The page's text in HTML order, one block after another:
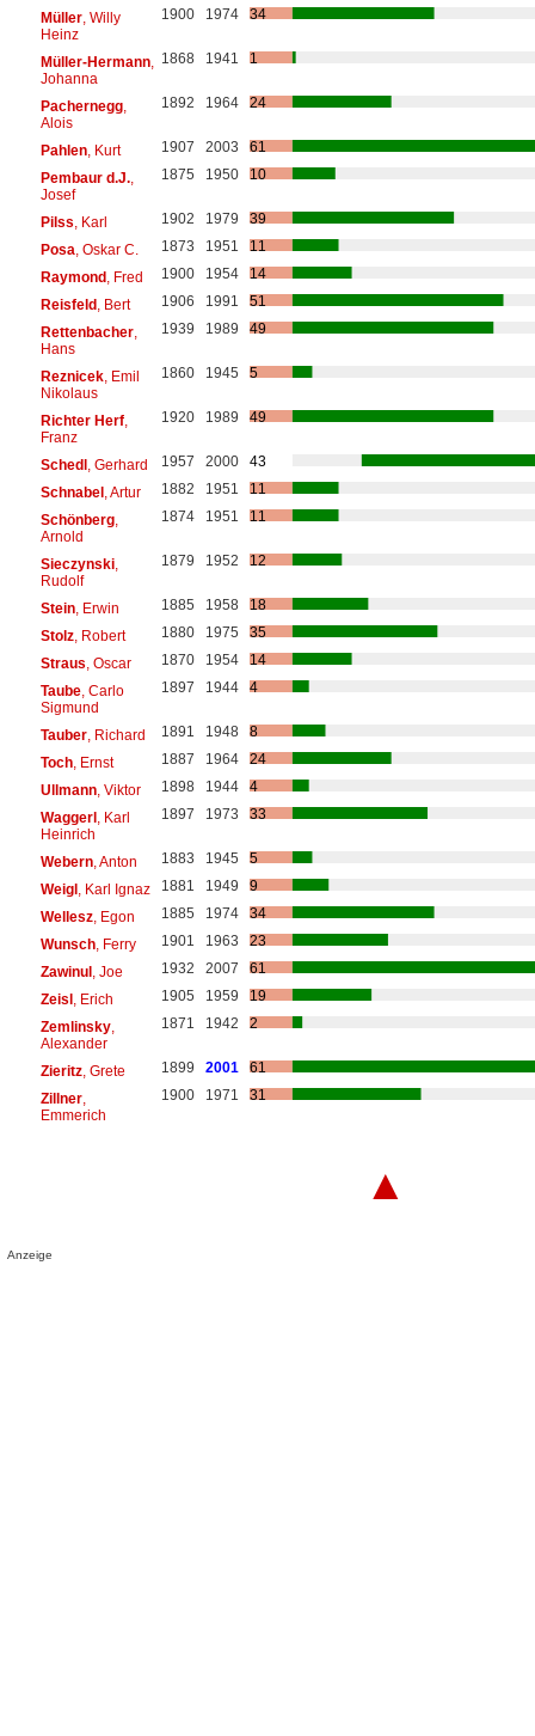
Müller, Willy
Heinz
1900 1974 34
Müller-Hermann,
Johanna
1868 1941 1
Pachernegg,
Alois
1892 1964 24
Pahlen, Kurt 1907 2003
61
Pembaur d.J.,
Josef
1875 1950 10
Pilss , Karl 1902 1979
39
Posa , Oskar C. 1873 1951
11
Raymond, Fred 1900 1954
14
Reisfeld, Bert 1906 1991
51
Rettenbacher,
Hans
1939 1989 49
Reznicek, Emil
Nikolaus
1860 1945 5
Richter Herf,
Franz
1920 1989 49
Schedl, Gerhard 1957 2000
43
Schnabel, Artur 1882 1951
11
Schönberg,
Arnold
1874 1951 11
Sieczynski,
Rudolf
1879 1952 12
Stein, Erwin 1885 1958
18
Stolz, Robert 1880 1975
35
Straus , Oscar 1870 1954
14
Taube, Carlo
Sigmund
1897 1944 4
Tauber, Richard 1891 1948
8
Toch, Ernst 1887 1964
24
Ullmann, Viktor 1898 1944
4
Waggerl, Karl
Heinrich
1897 1973 33
Webern, Anton 1883 1945
5
Weigl, Karl Ignaz 1881 1949
9
Wellesz, Egon 1885 1974
34
Wunsch, Ferry 1901 1963
23
Zawinul, Joe 1932 2007
61
Zeisl, Erich 1905 1959
19
Zemlinsky,
Alexander
1871 1942 2
Zieritz, Grete 1899 2001
61
Zillner,
Emmerich
1900 1971 31
▲
Anzeige